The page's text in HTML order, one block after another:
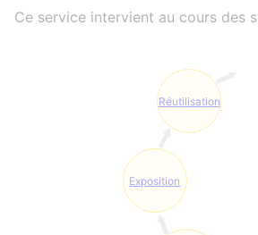
Ce service intervient au cours des
Exposition
Réutilisation